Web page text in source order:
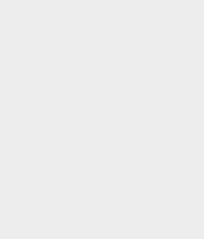
Desenho de uma
para colorir preferidos